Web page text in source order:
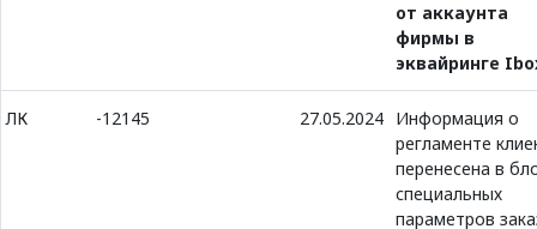
от аккаунта
фирмы в
эквайринге
ЛК -12145 27.05.2024 Информация о
регламенте
перенесена в
специальных
параметров